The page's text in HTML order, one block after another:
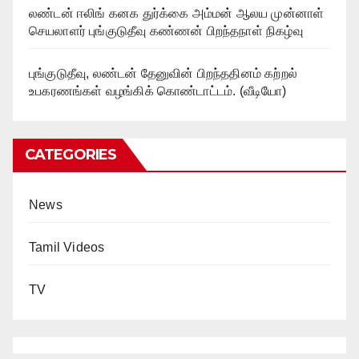
லண்டன் ஈலிங் கனக துர்க்கை அம்மன் ஆலய முன்னாள்
செயலாளர் புங்குடுதீவு கண்ணன் பிறந்தநாள் நிகழ்வு
புங்குடுதீவு, லண்டன் தேனுவின் பிறந்ததினம் கற்றல்
உபகரணங்கள் வழங்கிக் கொண்டாட்டம். (வீடியோ)
CATEGORIES
News
Tamil Videos
TV